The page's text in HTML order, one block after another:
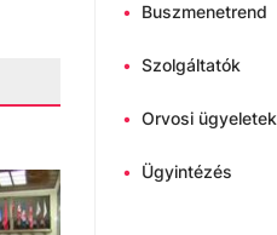
• Buszmenetrend
• Szolgáltatók
• Orvosi ügyeletek
• Ügyintézés